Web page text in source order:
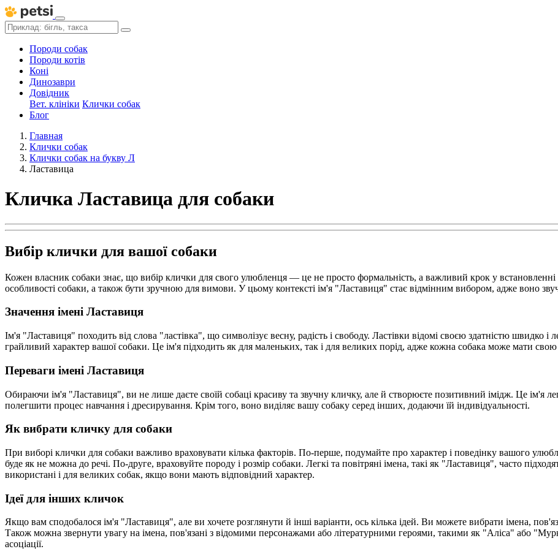
Породи собак
Породи котів
Коні
Динозаври
Довідник
Вет. клініки Клички собак
Блог
Главная
Клички собак
Клички собак на букву Л
Ластавица
Кличка Ластавица для собаки
Вибір клички для вашої собаки
Кожен власник собаки знає, що вибір клички для свого улюбленця — це не просто формальність, а важливий крок у
особливості собаки, а також бути зручною для вимови. У цьому контексті ім'я "Ластавиця" стає відмінним вибором, адже воно
Значення імені Ластавиця
Ім'я "Ластавиця" походить від слова "ластівка", що символізує весну, радість і свободу. Ластівки відомі своєю здатністю швидко
грайливий характер вашої собаки. Це ім'я підходить як для маленьких, так і для великих порід, адже кожна собака може мати свою
Переваги імені Ластавиця
Обираючи ім'я "Ластавиця", ви не лише даєте своїй собаці красиву та звучну кличку, але й створюєте позитивний імідж. Це ім'я
полегшити процес навчання і дресирування. Крім того, воно виділяє вашу собаку серед інших, додаючи їй індивідуальності.
Як вибрати кличку для собаки
При виборі клички для собаки важливо враховувати кілька факторів. По-перше, подумайте про характер і поведінку вашого
буде як не можна до речі. По-друге, враховуйте породу і розмір собаки. Легкі та повітряні імена, такі як "Ластавиця", часто
використані і для великих собак, якщо вони мають відповідний характер.
Ідеї для інших кличок
Якщо вам сподобалося ім'я "Ластавиця", але ви хочете розглянути й інші варіанти, ось кілька ідей. Ви можете вибрати імена,
Також можна звернути увагу на імена, пов'язані з відомими персонажами або літературними героями, такими як "Аліса" або
асоціації.